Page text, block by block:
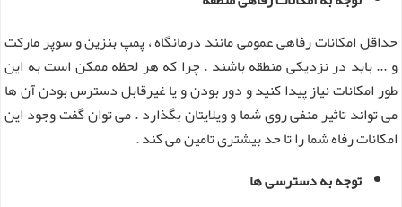
حداقل امکانات رفاهی عمومی مانند درمانگاه ، پمپ بنزین و سوپر مارکت
و ... باید در نزدیکی منطقه باشند . چرا که هر لحظه ممکن است به این
طور امکانات نیاز پیدا کنید و دور بودن و یا غیرقابل دسترس بودن آن ها
می تواند تاثیر منفی روی شما و ویلایتان بگذارد . می توان گفت وجود این
امکانات رفاه شما را تا حد بیشتری تامین می کند .
توجه به دسترسی ها